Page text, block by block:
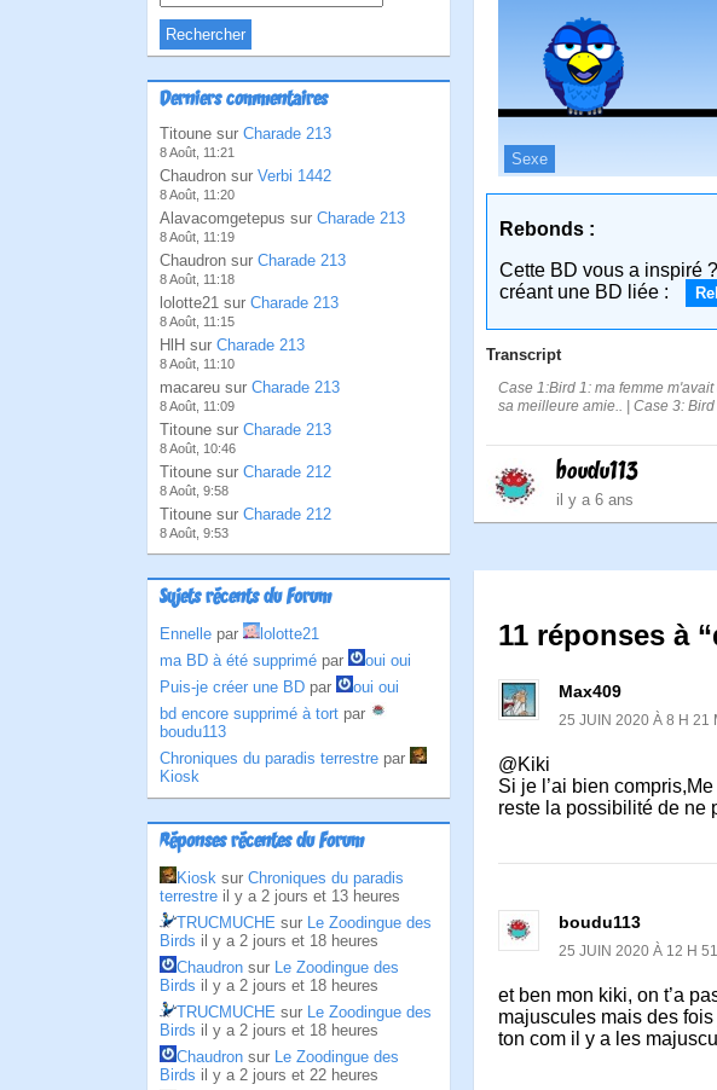
Derniers commentaires
Titoune sur Charade 213
8 Août, 11:21
Chaudron sur Verbi 1442
8 Août, 11:20
Alavacomgetepus sur Charade 213
8 Août, 11:19
Chaudron sur Charade 213
8 Août, 11:18
lolotte21 sur Charade 213
8 Août, 11:15
HlH sur Charade 213
8 Août, 11:10
macareu sur Charade 213
8 Août, 11:09
Titoune sur Charade 213
8 Août, 10:46
Titoune sur Charade 212
8 Août, 9:58
Titoune sur Charade 212
8 Août, 9:53
Sujets récents du Forum
Ennelle par
lolotte21
ma BD à été supprimé par
oui oui
Puis-je créer une BD par
oui oui
bd encore supprimé à tort par
boudu113
Chroniques du paradis terrestre par
Kiosk
Réponses récentes du Forum
Kiosk sur Chroniques du paradis
terrestre il y a 2 jours et 13 heures
TRUCMUCHE sur Le Zoodingue des
Birds il y a 2 jours et 18 heures
Chaudron sur Le Zoodingue des
Birds il y a 2 jours et 18 heures
TRUCMUCHE sur Le Zoodingue des
Birds il y a 2 jours et 18 heures
Chaudron sur Le Zoodingue des
Birds il y a 2 jours et 22 heures
Sexe
Rebonds :
Cette BD vous a inspiré
créant une BD liée :
Transcript
Case 1:Bird 1: ma femme
sa meilleure amie.. | Case 3:
boudu113
il y a 6 ans
11 réponses à
Max409
25 JUIN 2020 À 8 H 21
@Kiki
Si je l’ai bien
reste la possibilité de ne
boudu113
25 JUIN 2020 À 12 H
et ben mon kiki, on t’a
majuscules mais des
ton com il y a les